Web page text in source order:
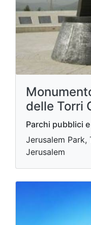
delle Torri
Parchi pubblici
Jerusalem Park,
Jerusalem